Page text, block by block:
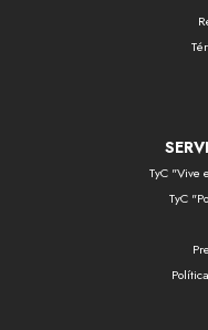
TyC "Vive
TyC